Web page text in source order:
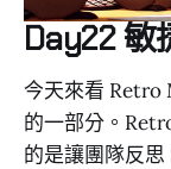
Day22
今天來看 Retro
的一部分。
的是讓團隊反